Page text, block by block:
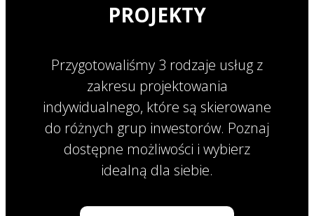
PROJEKTY
Przygotowaliśmy 3 rodzaje usług z
zakresu projektowania
indywidualnego, które są skierowane
do różnych grup inwestorów. Poznaj
dostępne możliwości i wybierz
idealną dla siebie.